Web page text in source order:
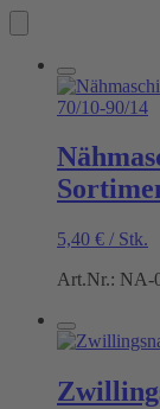
5,40 € / Stk.
Art.Nr.: NA-